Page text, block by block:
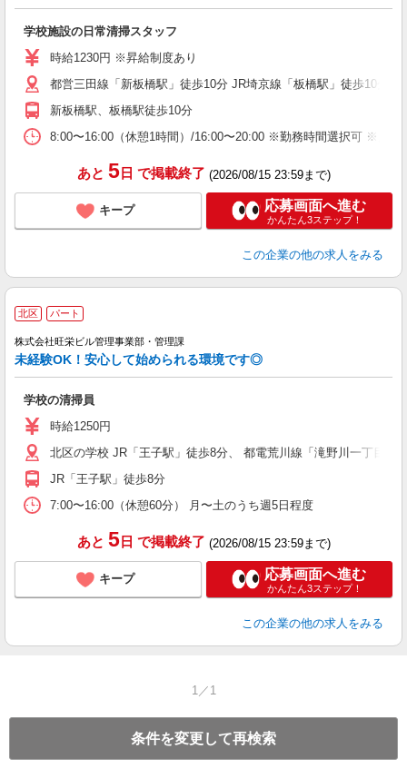
学校施設の日常清掃スタッフ
時給1230円 ※昇給制度あり
都営三田線「新板橋駅」徒歩10分 JR埼京線「板橋駅」徒歩10分
新板橋駅、板橋駅徒歩10分
8:00〜16:00（休憩1時間）/16:00〜20:00 ※勤務時間選択可 ※月
あと 5日 で掲載終了 (2026/08/15 23:59まで)
キープ 応募画面へ進む
かんたん3ステップ！
この企業の他の求人をみる
北区 パート
株式会社旺栄ビル管理事業部・管理課
未経験OK！安心して始められる環境です◎
学校の清掃員
時給1250円
北区の学校 JR「王子駅」徒歩8分、 都電荒川線「滝野川一丁目駅
JR「王子駅」徒歩8分
7:00〜16:00（休憩60分） 月〜土のうち週5日程度
あと 5日 で掲載終了 (2026/08/15 23:59まで)
キープ 応募画面へ進む
かんたん3ステップ！
この企業の他の求人をみる
1／1
条件を変更して再検索